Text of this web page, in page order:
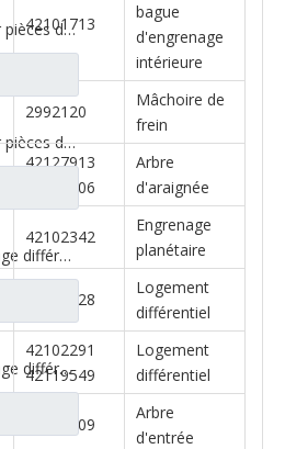
Ensemble différentiel pour pièces de rechange de camion Dongfeng 2510ZHS01-410
Ensemble différentiel pour pièces de rechange de camion Dongfeng 2510ZHS01-410
Arbre d'entrée d'assemblage différentiel pour pièces de rechange de camion à essieu Saic Hongyan Genlyon H6A WS2510C201/3 2510-0110
Arbre d'entrée d'assemblage différentiel pour pièces de rechange de camion à essieu Saic Hongyan Genlyon H6A WS2510C201/3 2510-0110
42101713
bague
d'engrenage
intérieure
2992120
Mâchoire de
frein
42127913
42102306
Arbre
d'araignée
42102342
Engrenage
planétaire
42101828
Logement
différentiel
42102291
42119549
Logement
différentiel
42102309
Arbre
d'entrée